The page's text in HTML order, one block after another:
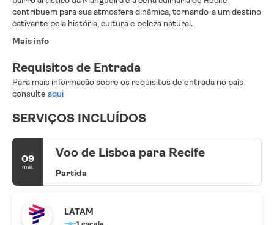
contribuem para sua atmosfera dinâmica, tornando-a um destino
cativante pela história, cultura e beleza natural.
Mais info
Requisitos de Entrada
Para mais informação sobre os requisitos de entrada no país
consulte aqui
SERVIÇOS INCLUÍDOS
09
mai.
Voo de Lisboa para Recife
Partida
LATAM